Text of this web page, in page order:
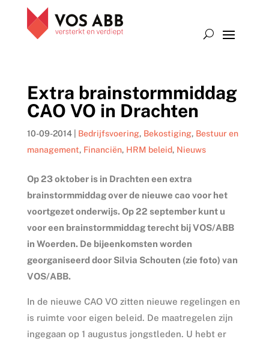
Extra brainstormmiddag
CAO VO in Drachten
10-09-2014| Bedrijfsvoering, Bekostiging, Bestuur en
management, Financiën, HRM beleid, Nieuws
Op 23 oktober is in Drachten een extra
brainstormmiddag over de nieuwe cao voor het
voortgezet onderwijs. Op 22 september kunt u
voor een brainstormmiddag terecht bij VOS/ABB
in Woerden. De bijeenkomsten worden
georganiseerd door Silvia Schouten (zie foto) van
VOS/ABB.
In de nieuwe CAO VO zitten nieuwe regelingen en
is ruimte voor eigen beleid. De maatregelen zijn
ingegaan op 1 augustus jongstleden. U hebt er